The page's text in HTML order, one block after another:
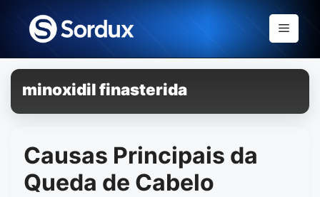
content
Menu
minoxidil finasterida
Causas Principais da
Queda de Cabelo